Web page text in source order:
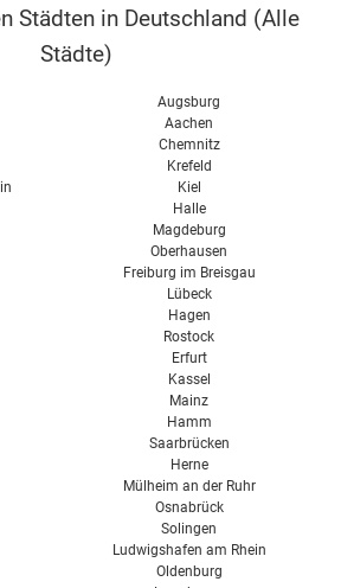
Städten in Deutschland (Alle
Städte)
Augsburg
Aachen
Chemnitz
Krefeld
Kiel
Halle
Magdeburg
Oberhausen
Freiburg im Breisgau
Lübeck
Hagen
Rostock
Erfurt
Kassel
Mainz
Hamm
Saarbrücken
Herne
Mülheim an der Ruhr
Osnabrück
Solingen
Ludwigshafen am Rhein
Oldenburg